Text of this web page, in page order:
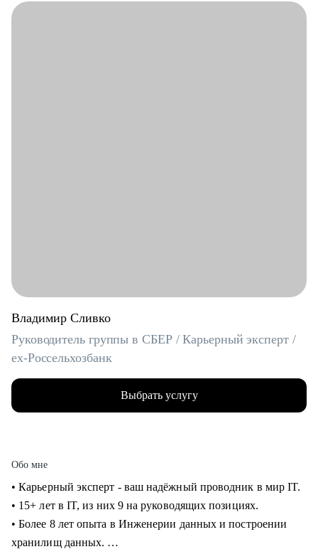
Владимир Сливко
Руководитель группы в СБЕР / Карьерный эксперт /
ex-Россельхозбанк
Выбрать услугу
Обо мне
• Карьерный эксперт - ваш надёжный проводник в мир IT.
• 15+ лет в IT, из них 9 на руководящих позициях.
• Более 8 лет опыта в Инженерии данных и построении
хранилищ данных.